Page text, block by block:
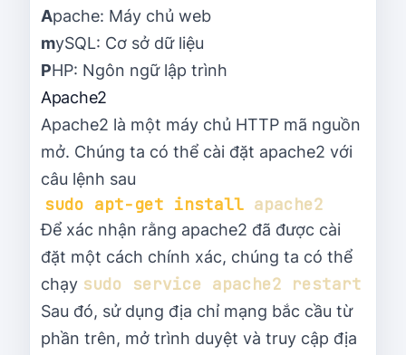
Apache: Máy chủ web
mySQL: Cơ sở dữ liệu
PHP: Ngôn ngữ lập trình
Apache2
Apache2 là một máy chủ HTTP mã nguồn
mở. Chúng ta có thể cài đặt apache2 với
câu lệnh sau
sudo apt-get install
Để xác nhận rằng apache2 đã được cài
đặt một cách chính xác, chúng ta có thể
chạy sudo service apache2 restart
Sau đó, sử dụng địa chỉ mạng bắc cầu từ
phần trên, mở trình duyệt và truy cập địa